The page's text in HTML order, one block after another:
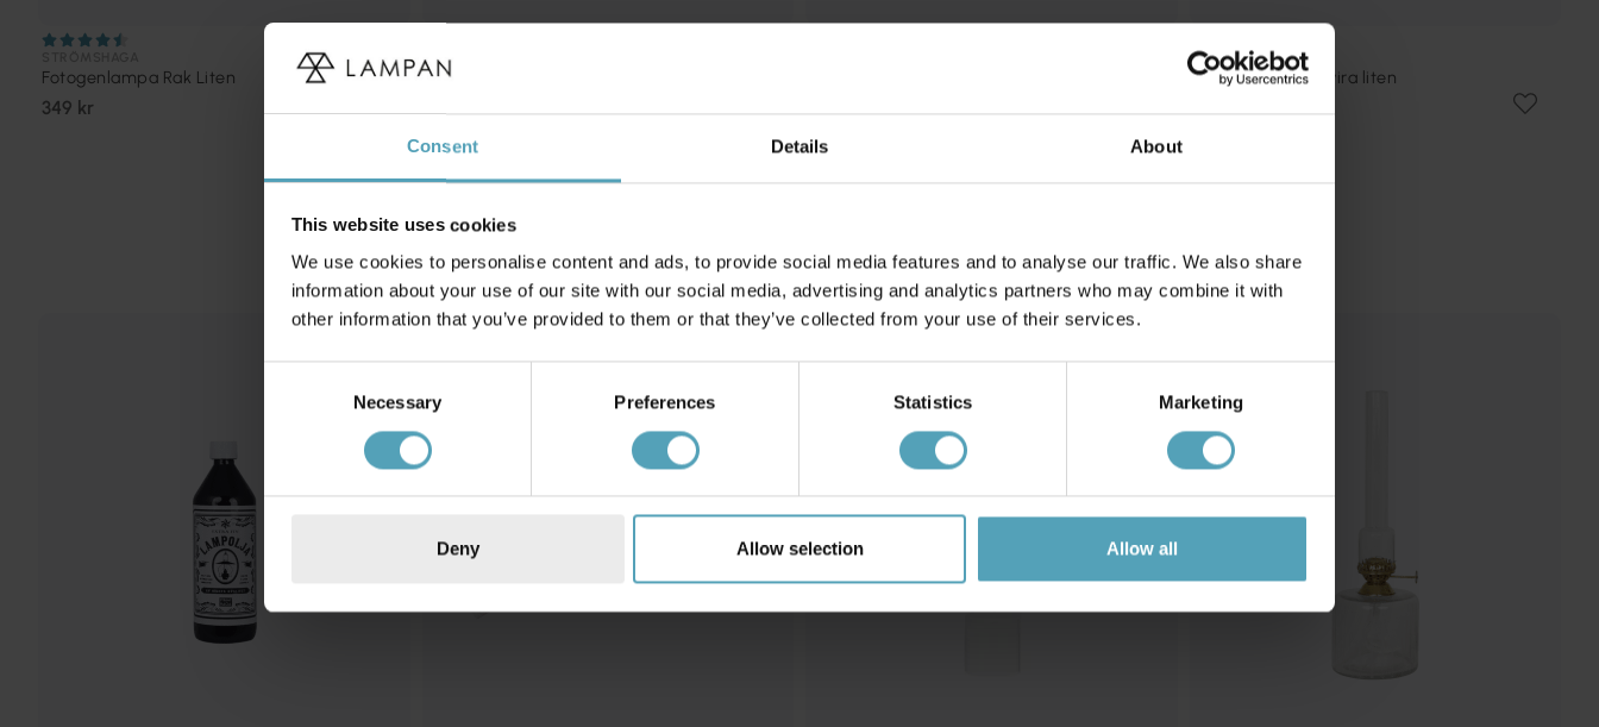
Consent Details About
This website uses cookies
We use cookies to personalise content and ads, to provide social media features and to analyse our traffic. We also share
information about your use of our site with our social media, advertising and analytics partners who may combine it with
other information that you’ve provided to them or that they’ve collected from your use of their services.
Necessary Preferences Statistics Marketing
Deny Allow selection Allow all
Fotogenlampa Rak Liten
349 kr
STRÖMSHAGA
Fotogenlampa Rak Marja
STRÖMSHAGA
Fotogenlampa Elvira liten